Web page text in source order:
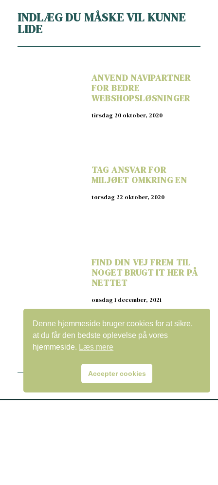
INDLÆG DU MÅSKE VIL KUNNE
LIDE
ANVEND NAVIPARTNER
FOR BEDRE
WEBSHOPSLØSNINGER
tirsdag 20 oktober, 2020
TAG ANSVAR FOR
MILJØET OMKRING EN
torsdag 22 oktober, 2020
FIND DIN VEJ FREM TIL
NOGET BRUGT IT HER PÅ
NETTET
onsdag 1 december, 2021
Denne hjemmeside bruger cookies for at sikre,
at du får den bedste oplevelse på vores
hjemmeside.
Læs mere
Accepter cookies